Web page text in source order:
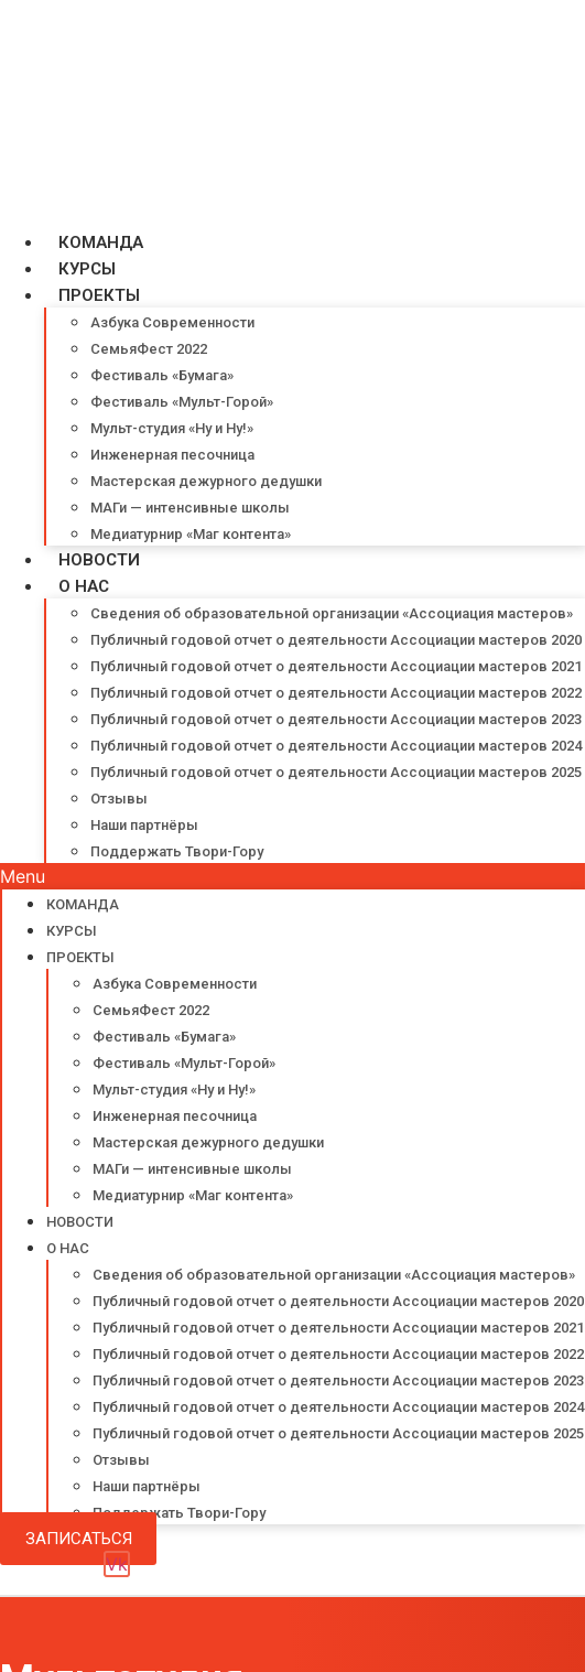
КОМАНДА
КУРСЫ
ПРОЕКТЫ
Азбука Современности
СемьяФест 2022
Фестиваль «Бумага»
Фестиваль «Мульт-Горой»
Мульт-студия «Ну и Ну!»
Инженерная песочница
Мастерская дежурного дедушки
МАГи — интенсивные школы
Медиатурнир «Маг контента»
НОВОСТИ
О НАС
Сведения об образовательной организации «Ассоциация мастеров»
Публичный годовой отчет о деятельности Ассоциации мастеров 2020
Публичный годовой отчет о деятельности Ассоциации мастеров 2021
Публичный годовой отчет о деятельности Ассоциации мастеров 2022
Публичный годовой отчет о деятельности Ассоциации мастеров 2023
Публичный годовой отчет о деятельности Ассоциации мастеров 2024
Публичный годовой отчет о деятельности Ассоциации мастеров 2025
Отзывы
Наши партнёры
Поддержать Твори-Гору
Menu
КОМАНДА
КУРСЫ
ПРОЕКТЫ
Азбука Современности
СемьяФест 2022
Фестиваль «Бумага»
Фестиваль «Мульт-Горой»
Мульт-студия «Ну и Ну!»
Инженерная песочница
Мастерская дежурного дедушки
МАГи — интенсивные школы
Медиатурнир «Маг контента»
НОВОСТИ
О НАС
Сведения об образовательной организации «Ассоциация мастеров»
Публичный годовой отчет о деятельности Ассоциации мастеров 2020
Публичный годовой отчет о деятельности Ассоциации мастеров 2021
Публичный годовой отчет о деятельности Ассоциации мастеров 2022
Публичный годовой отчет о деятельности Ассоциации мастеров 2023
Публичный годовой отчет о деятельности Ассоциации мастеров 2024
Публичный годовой отчет о деятельности Ассоциации мастеров 2025
Отзывы
Наши партнёры
Поддержать Твори-Гору
ЗАПИСАТЬСЯ
Vk